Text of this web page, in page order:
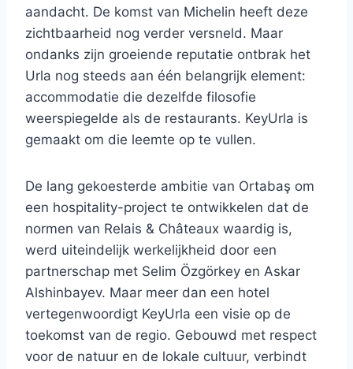
aandacht. De komst van Michelin heeft deze
zichtbaarheid nog verder versneld. Maar
ondanks zijn groeiende reputatie ontbrak het
Urla nog steeds aan één belangrijk element:
accommodatie die dezelfde filosofie
weerspiegelde als de restaurants. KeyUrla is
gemaakt om die leemte op te vullen.
De lang gekoesterde ambitie van Ortabaş om
een ​​hospitality-project te ontwikkelen dat de
normen van Relais & Châteaux waardig is,
werd uiteindelijk werkelijkheid door een
partnerschap met Selim Özgörkey en Askar
Alshinbayev. Maar meer dan een hotel
vertegenwoordigt KeyUrla een visie op de
toekomst van de regio. Gebouwd met respect
voor de natuur en de lokale cultuur, verbindt